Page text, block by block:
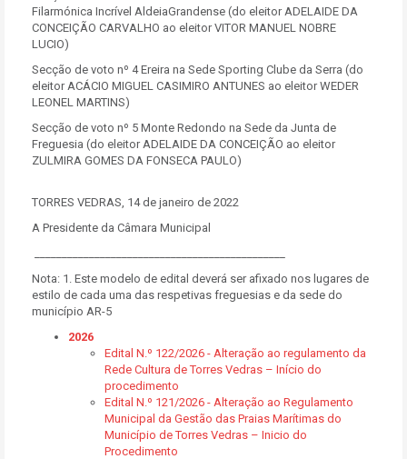
Filarmónica Incrível AldeiaGrandense (do eleitor ADELAIDE DA
CONCEIÇÃO CARVALHO ao eleitor VITOR MANUEL NOBRE
LUCIO)
Secção de voto nº 4 Ereira na Sede Sporting Clube da Serra (do
eleitor ACÁCIO MIGUEL CASIMIRO ANTUNES ao eleitor WEDER
LEONEL MARTINS)
Secção de voto nº 5 Monte Redondo na Sede da Junta de
Freguesia (do eleitor ADELAIDE DA CONCEIÇÃO ao eleitor
ZULMIRA GOMES DA FONSECA PAULO)
TORRES VEDRAS, 14 de janeiro de 2022
A Presidente da Câmara Municipal
Nota: 1. Este modelo de edital deverá ser afixado nos lugares de
estilo de cada uma das respetivas freguesias e da sede do
município AR-5
2026
Edital N.º 122/2026 - Alteração ao regulamento da
Rede Cultura de Torres Vedras – Início do
procedimento
Edital N.º 121/2026 - Alteração ao Regulamento
Municipal da Gestão das Praias Marítimas do
Município de Torres Vedras – Inicio do
Procedimento